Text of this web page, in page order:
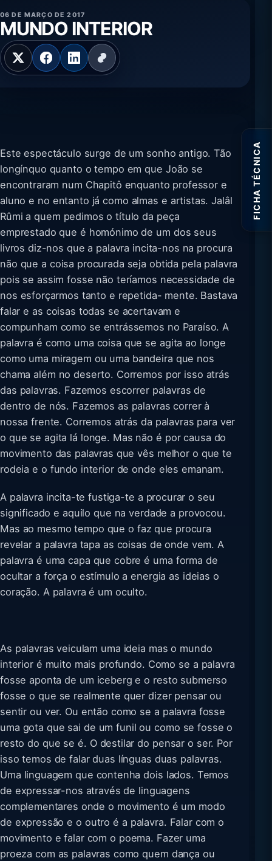
06 DE MARÇO DE 2017
MUNDO INTERIOR
Este espectáculo surge de um sonho antigo. Tão
longínquo quanto o tempo em que João se
encontraram num Chapitô enquanto professor e
aluno e no entanto já como almas e artistas. Jalâl
Rûmi a quem pedimos o título da peça
emprestado que é homónimo de um dos seus
livros diz-nos que a palavra incita-nos na procura
não que a coisa procurada seja obtida pela palavra
pois se assim fosse não teríamos necessidade de
nos esforçarmos tanto e repetida- mente. Bastava
falar e as coisas todas se acertavam e
compunham como se entrássemos no Paraíso. A
palavra é como uma coisa que se agita ao longe
como uma miragem ou uma bandeira que nos
chama além no deserto. Corremos por isso atrás
das palavras. Fazemos escorrer palavras de
dentro de nós. Fazemos as palavras correr à
nossa frente. Corremos atrás da palavras para ver
o que se agita lá longe. Mas não é por causa do
movimento das palavras que vês melhor o que te
rodeia e o fundo interior de onde eles emanam.
A palavra incita-te fustiga-te a procurar o seu
significado e aquilo que na verdade a provocou.
Mas ao mesmo tempo que o faz que procura
revelar a palavra tapa as coisas de onde vem. A
palavra é uma capa que cobre é uma forma de
ocultar a força o estímulo a energia as ideias o
coração. A palavra é um oculto.
As palavras veiculam uma ideia mas o mundo
interior é muito mais profundo. Como se a palavra
fosse aponta de um iceberg e o resto submerso
fosse o que se realmente quer dizer pensar ou
sentir ou ver. Ou então como se a palavra fosse
uma gota que sai de um funil ou como se fosse o
resto do que se é. O destilar do pensar o ser. Por
isso temos de falar duas línguas duas palavras.
Uma linguagem que contenha dois lados. Temos
de expressar-nos através de linguagens
complementares onde o movimento é um modo
de expressão e o outro é a palavra. Falar com o
movimento e falar com o poema. Fazer uma
proeza com as palavras como quem dança ou
FICHA TÉCNICA